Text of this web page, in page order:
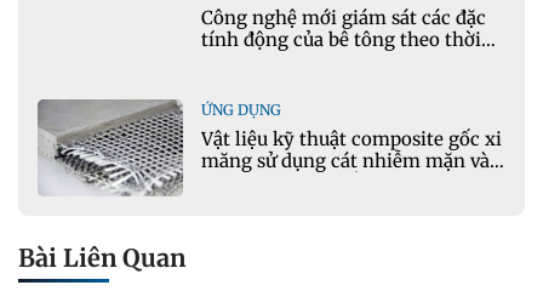
Công nghệ mới giám sát các đặc
tính động của bê tông theo thời
ỨNG DỤNG
Vật liệu kỹ thuật composite gốc xi
măng sử dụng cát nhiễm mặn và
Bài Liên Quan